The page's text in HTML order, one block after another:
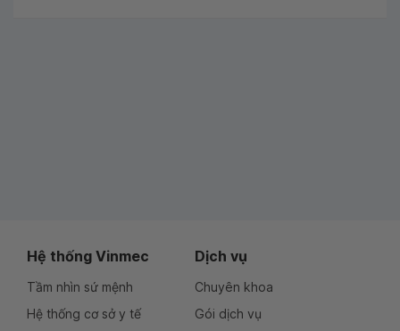
Hệ thống Vinmec
Tầm nhìn sứ mệnh
Hệ thống cơ sở y tế
Dịch vụ
Chuyên khoa
Gói dịch vụ